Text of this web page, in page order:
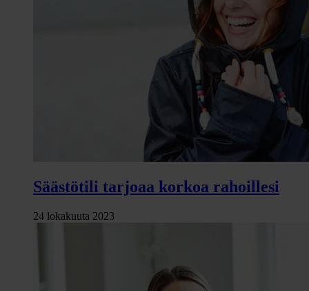
Säästötili tarjoaa korkoa rahoillesi
24 lokakuuta 2023